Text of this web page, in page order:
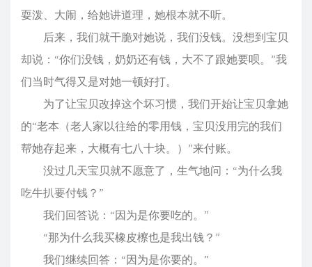
耍泼、大闹，给她讲道理，她根本就不听。
后来，我们就干脆对她说，我们没钱。没想到宝贝
却说：“你们没钱，奶奶还有钱，大不了跟她要呗。”我
们当时气得又是对她一顿好打。
为了让宝贝改掉这个坏习惯，我们开始让宝贝拿她
的“老本（老人家以往给的零用钱，宝贝没用完的我们
帮她存起来，大概有七八十块。）”来付账。
没过几天宝贝就不愿意了，生气地问：“为什么我
吃牛扒要付钱？”
我们回答说：“因为是你要吃的。”
“那为什么我买橡皮檫也是我出钱？”
我们继续回答：“因为是你要的。”